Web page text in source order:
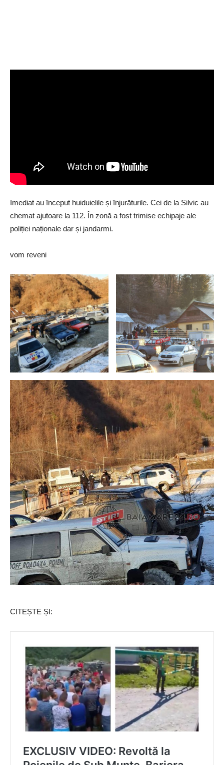
Imediat au început huiduielile și înjurăturile. Cei de la Silvic au
chemat ajutoare la 112. În zonă a fost trimise echipaje ale
poliției naționale dar și jandarmi.
vom reveni
CITEȘTE ȘI: